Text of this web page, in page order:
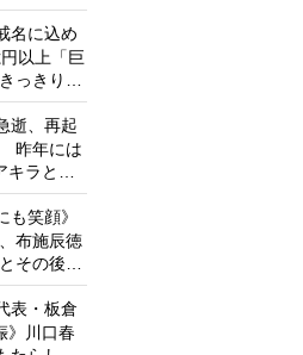
と、むし
思い
名に込め
以上「巨
っきりで
いた元俳
逝、再起
昨年には
ラと共
に向かっ
していた
も笑顔》
布施辰徳
その後の
表・板倉
》川口春